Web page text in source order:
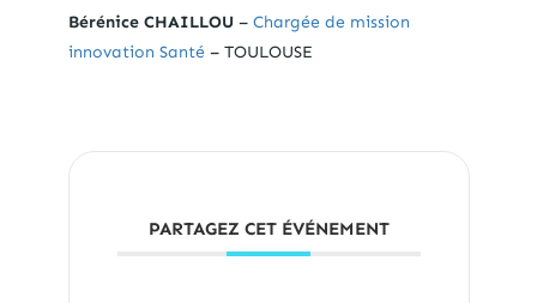
Bérénice CHAILLOU – Chargée de mission
innovation Santé– TOULOUSE
PARTAGEZ CET ÉVÉNEMENT